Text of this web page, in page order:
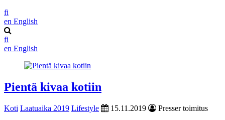
fi
en English
fi
en English
Pientä kivaa kotiin
Koti Laatuaika 2019 Lifestyle 15.11.2019
Presser toimitus